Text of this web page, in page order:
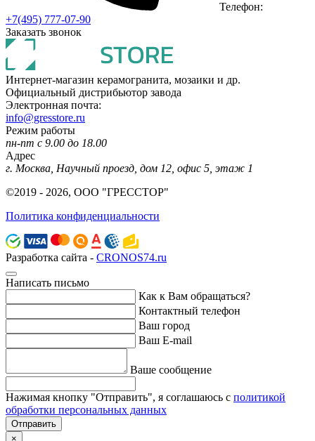
Телефон:
+7(495) 777-07-90
Заказать звонок
Интернет-магазин керамогранита, мозаики и др.
Официальный дистрибьютор завода
Электронная почта:
info@gresstore.ru
Режим работы
пн-пт с 9.00 до 18.00
Адрес
г. Москва, Научный проезд, дом 12, офис 5, этаж 1
©2019 - 2026, ООО "ГРЕССТОР"
Политика конфиденциальности
Разработка сайта - CRONOS74.ru
Написать письмо
Как к Вам обращаться?
Контактный телефон
Ваш город
Ваш E-mail
Ваше сообщение
Нажимая кнопку "Отправить", я соглашаюсь с политикой
обработки персональных данных
Отправить
×